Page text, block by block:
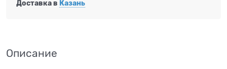
Доставка в Казань
Описание